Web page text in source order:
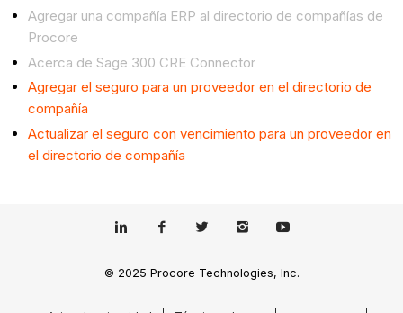
Agregar una compañía ERP al directorio de compañías de
Procore
Acerca de Sage 300 CRE Connector
Agregar el seguro para un proveedor en el directorio de
compañía
Actualizar el seguro con vencimiento para un proveedor en
el directorio de compañía
© 2025 Procore Technologies, Inc.